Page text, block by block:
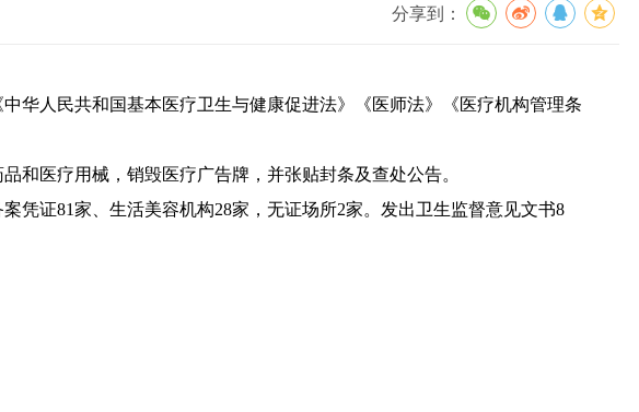
分享到：
人民共和国基本医疗卫生与健康促进法》《医师法》《医疗机构管理条
医疗用械，销毁医疗广告牌，并张贴封条及查处公告。
证81家、生活美容机构28家，无证场所2家。发出卫生监督意见文书8